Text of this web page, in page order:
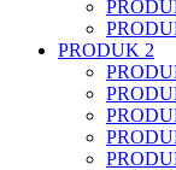
PRODUK 2